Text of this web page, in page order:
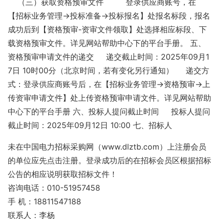
（三）获取资格预审文件
登录供应商账号，在
【招标业务管理→投标准备→投标报名】处报名标段，报名
成功后到【资格预审-资审文件领取】处选择相应标段、下
载资格预审文件。详见网站帮助中心下的平台手册。
五、
资格预审申请文件的递交
递交截止时间：2025年09月1
7日 10时00分（北京时间，若有变化另行通知）
递交方
式：登录供应商账号后，在【招标业务管理→资格预审→上
传资审申请文件】处上传资格预审申请文件。详见网站帮助
中心下的平台手册 六、投标人提问截止时间
投标人提问
截止时间：2025年09月12日 10:00 七、招标人
未在中国电力招标采购网（www.dlztb.com）上注册会员
的单位应先点击注册。登录成功后的在招标会员区根据招标
公告的相应说明获取招标文件！
咨询电话：010-51957458
手 机：18811547188
联系人：李杨